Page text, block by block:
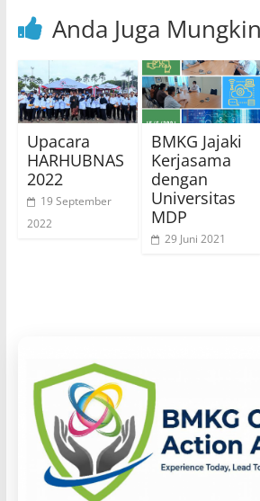
Anda Juga
Upacara
HARHUBNAS
2022
19 September
2022
BMKG Jajaki
Kerjasama
dengan
Universitas
MDP
29 Juni 2021